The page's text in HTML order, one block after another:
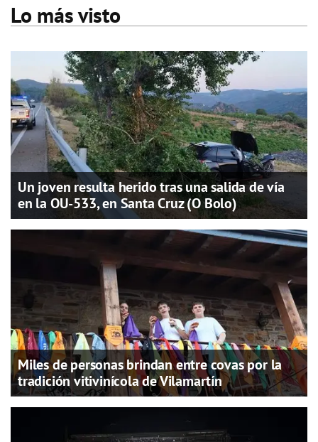
Lo más visto
Un joven resulta herido tras una salida de vía
en la OU-533, en Santa Cruz (O Bolo)
Miles de personas brindan entre covas por la
tradición vitivinícola de Vilamartín